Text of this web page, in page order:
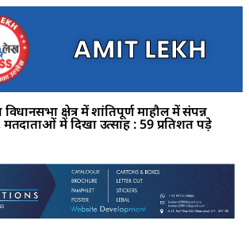
AMIT LEKH
क्षेत्र में शांतिपूर्ण माहौल में संपन्न
में दिखा उत्साह : 59 प्रतिशत पड़े